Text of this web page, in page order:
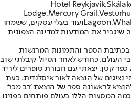
Hotel Reykjavik,
Lodge,Mercury Grail ,
Lagoon,
ועוד בעלי עסקים, ששמחו
את המודעות למדינה הצפונית
הספר והתמונות המרגשות
העולם. כחודש לאחר הטיול קיבלתי שוב
קטן. יצאתי עם חבורת סופרים ליריד
נציגים של הוצאה לאור איסלנדית. כעת
לראשונה ספר של הוצאת ‘רב מכר’
המסעות הללו בעולם פותחים בפנינו